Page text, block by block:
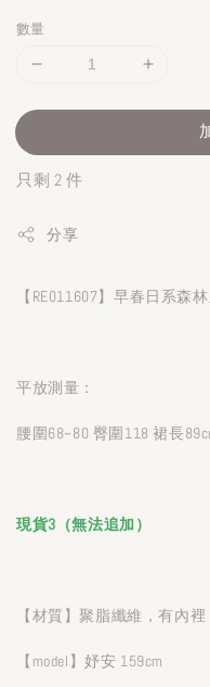
數量
只剩 2 件
分享
【RE011607】早春日系森
平放測量：
腰圍68~80 臀圍118 裙長
現貨3（無法追加）
【材質】聚脂纖維，有內裡
【model】妤安 159cm